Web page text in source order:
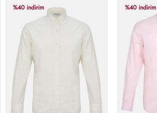
%40 indirim %40 indirim